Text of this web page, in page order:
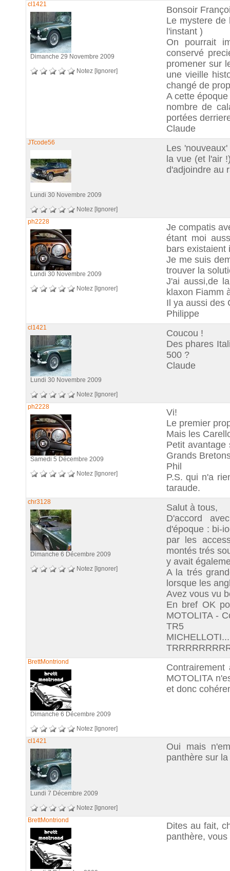
cl1421
Dimanche 29 Novembre 2009
Notez [Ignorer]
Bonsoir
Le mystere
l'instant )
On pourrait
conservé
promener sur
une vieille
changé de
A cette
nombre de
portées
Claude
JTcode56
Lundi 30 Novembre 2009
Notez [Ignorer]
Les
la vue (et l'air
d'adjoindre au
ph2228
Lundi 30 Novembre 2009
Notez [Ignorer]
Je compatis
étant moi
bars existaient
Je me suis
trouver la
J'ai aussi,de
klaxon Fiamm
Il ya aussi des
Philippe
cl1421
Lundi 30 Novembre 2009
Notez [Ignorer]
Coucou !
Des phares
500 ?
Claude
ph2228
Samedi 5 Décembre 2009
Notez [Ignorer]
Vi!
Le premier
Mais les
Petit avantage
Grands
Phil
P.S. qui n'a
taraude.
chr3128
Dimanche 6 Décembre 2009
Notez [Ignorer]
Salut à tous,
D'accord
d'époque : bi-
par les
montés trés
y avait
A la trés
lorsque les
Avez vous vu
En bref OK
MOTOLITA -
TR5
BrettMontriond
Dimanche 6 Décembre 2009
Notez [Ignorer]
MOTOLITA
et donc
cl1421
Lundi 7 Décembre 2009
Notez [Ignorer]
Oui mais
panthère sur
BrettMontriond
Dites au fait,
panthère,